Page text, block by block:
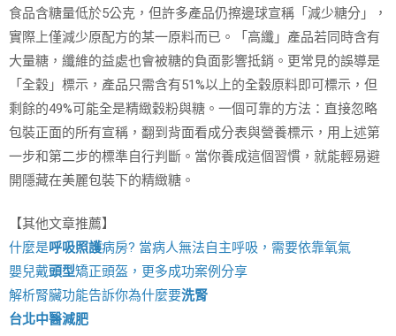
食品含糖量低於5公克，但許多產品仍擦邊球宣稱「減少糖分」，
實際上僅減少原配方的某一原料而已。「高纖」產品若同時含有
大量糖，纖維的益處也會被糖的負面影響抵銷。更常見的誤導是
「全穀」標示，產品只需含有51%以上的全穀原料即可標示，但
剩餘的49%可能全是精緻穀粉與糖。一個可靠的方法：直接忽略
包裝正面的所有宣稱，翻到背面看成分表與營養標示，用上述第
一步和第二步的標準自行判斷。當你養成這個習慣，就能輕易避
開隱藏在美麗包裝下的精緻糖。
【其他文章推薦】
什麼是呼吸照護病房? 當病人無法自主呼吸，需要依靠氧氣
嬰兒戴頭型矯正頭盔，更多成功案例分享
解析腎臟功能告訴你為什麼要洗腎
台北中醫減肥